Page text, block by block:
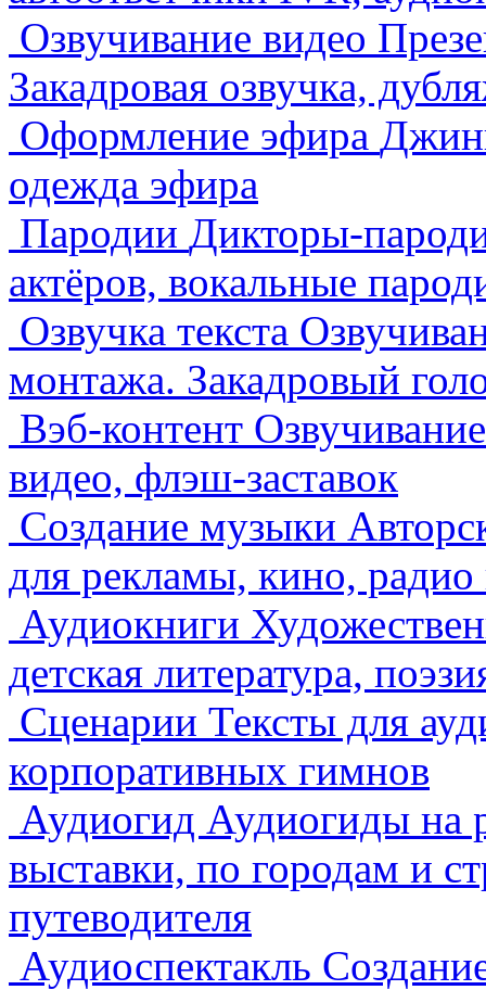
Озвучивание видео
Закадровая озвучка,
Оформление эфира
одежда эфира
Пародии Дикторы-
актёров, вокальные
Озвучка текста
монтажа. Закадровый
Вэб-контент
видео, флэш-заставок
Создание музыки
для рекламы, кино, радио
Аудиокниги
детская литература,
Сценарии Тексты для
корпоративных гимнов
Аудиогид Аудиогиды на
выставки, по городам и
путеводителя
Аудиоспектакль